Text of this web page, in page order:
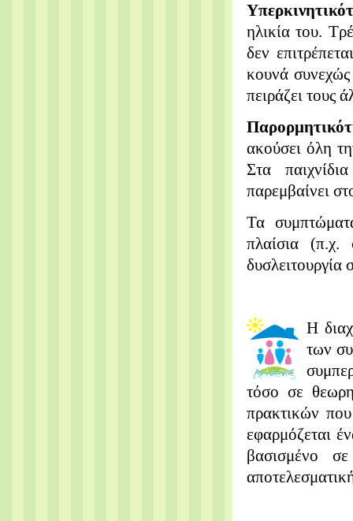
ηλικία του.
δεν
κουνά συνεχώς
πειράζει τους
ακούσει όλη
Στα
παρεμβαίνει
Τα
πλαίσια
δυσλειτουργία
Η
των
τόσο σε
πρακτικών
εφαρμόζεται
βασισμένο